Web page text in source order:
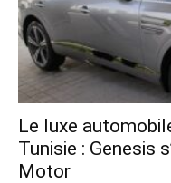
Le luxe
Tunisie : Genesis
Motor